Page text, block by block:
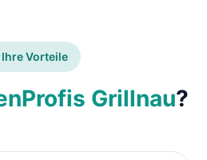
Ihre Vorteile
Grillnau?